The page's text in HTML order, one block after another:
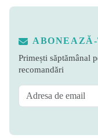
Primești săptămânal
recomandări